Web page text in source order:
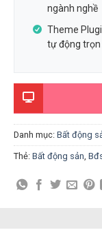
ngành nghề
Theme
tự động trọn
Danh mục: Bất động
Thẻ: Bất động sản,